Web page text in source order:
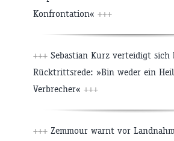
Konfrontation« +++
+++ Sebastian Kurz verteidigt sich
Rücktrittsrede: »Bin weder ein
Verbrecher« +++
+++ Zemmour warnt vor